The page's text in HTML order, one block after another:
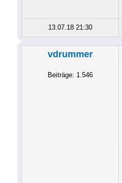
13.07.18 21:30
vdrummer
Beiträge: 1.546